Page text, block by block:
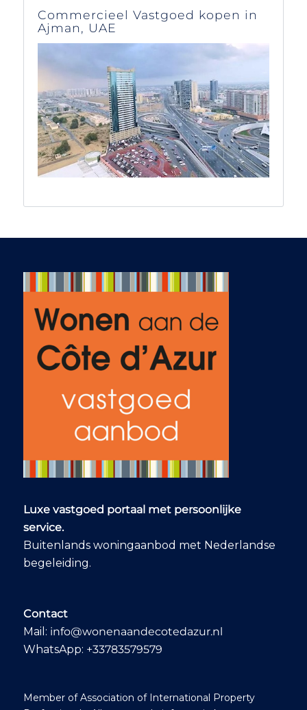
process, Ab
managed the various
aspects of the
over the finish line
with limited stress -
which isn't always a
foregone outcome
for foreigners
operating in an
unfamiliar legal
system. After the
deal closed, he was
off to a good start in
Commercieel Vastgoed kopen in
Ajman, UAE
Luxe vastgoed portaal met persoonlijke
service.
Buitenlands woningaanbod met Nederlandse
begeleiding.
Contact
Mail: info@wonenaandecotedazur.nl
WhatsApp: +33783579579
Member of Association of International Property